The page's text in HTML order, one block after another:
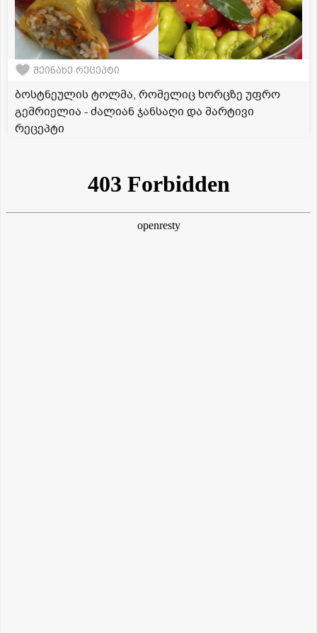
შეინახე რეცეპტი
ბოსტნეულის ტოლმა, რომელიც ხორცზე უფრო
გემრიელია - ძალიან ჯანსაღი და მარტივი
რეცეპტი